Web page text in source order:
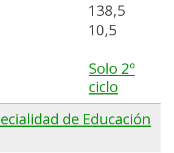
138,5
10,5
Solo 2º
ciclo
de Educación